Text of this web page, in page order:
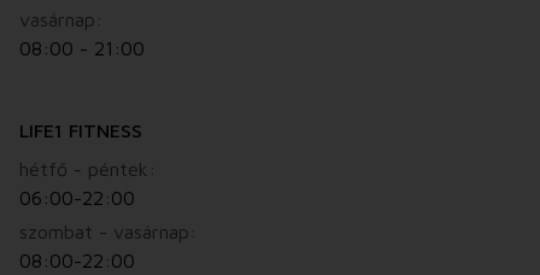
vasárnap:
08:00 - 21:00
LIFE1 FITNESS
hétfő - péntek:
06:00-22:00
szombat - vasárnap:
08:00-22:00